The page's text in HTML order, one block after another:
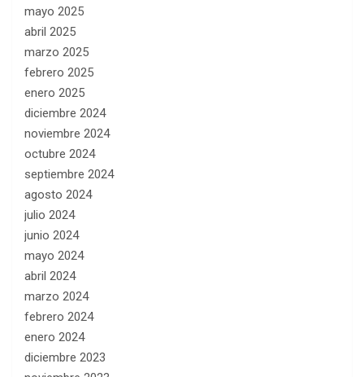
mayo 2025
abril 2025
marzo 2025
febrero 2025
enero 2025
diciembre 2024
noviembre 2024
octubre 2024
septiembre 2024
agosto 2024
julio 2024
junio 2024
mayo 2024
abril 2024
marzo 2024
febrero 2024
enero 2024
diciembre 2023